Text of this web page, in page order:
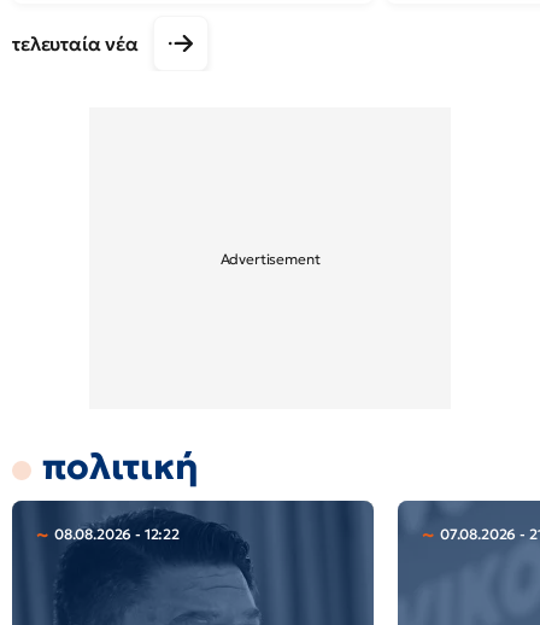
τελευταία νέα
πολιτική
08.08.2026 - 12:22 07.08.2026 -